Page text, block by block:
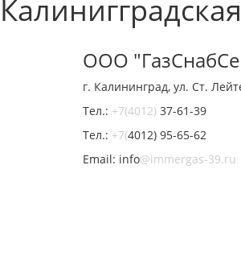
ООО
г. Калининград, ул. Ст.
Тел.: +7(4012) 37-61-39
Тел.: +7(4012) 95-65-62
Email: info@immergas-39.ru